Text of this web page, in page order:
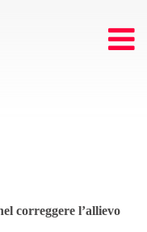
correggere l’allievo